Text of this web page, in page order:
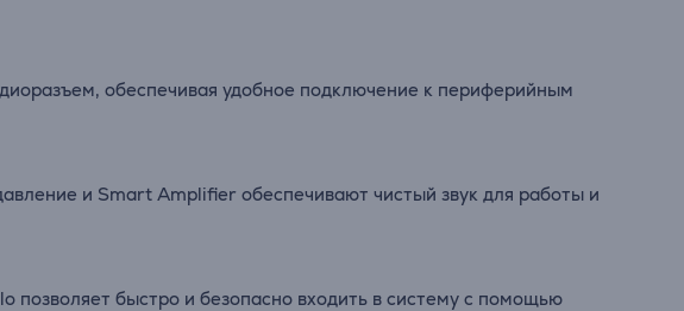
обеспечивая удобное подключение к периферийным
и Smart Amplifier обеспечивают чистый звук для работы и
позволяет быстро и безопасно входить в систему с помощью